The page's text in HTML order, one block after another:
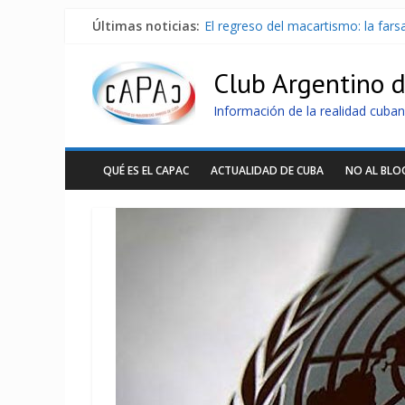
Últimas noticias: El regreso del macartismo: la
La Habana avanza en
Más de 7 000 contenedores
Club Argentino
Información de la realidad
QUÉ ES EL CAPAC ACTUALIDAD DE CUBA NO AL